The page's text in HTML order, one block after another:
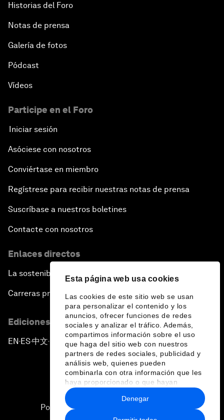
Esta página web usa cookies
Las cookies de este sitio web se usan
para personalizar el contenido y los
anuncios, ofrecer funciones de redes
sociales y analizar el tráfico. Además,
compartimos información sobre el uso
que haga del sitio web con nuestros
partners de redes sociales, publicidad y
análisis web, quienes pueden
combinarla con otra información que les
haya proporcionado o que hayan
recopilado a partir del uso que haya
hecho de sus servicios.
Denegar
Historias del Foro
Notas de prensa
Galería de fotos
Pódcast
Vídeos
Participe en el Foro
Iniciar sesión
Asóciese con nosotros
Conviértase en miembro
Regístrese para recibir nuestras notas de prensa
Suscríbase a nuestros boletines
Contacte con nosotros
Enlaces directos
La sostenibilidad en el Foro
Carreras profesionales
Ediciones en otros idiomas
EN ▪ ES▪中文▪ 日本語
Política de privacidad y normas de uso